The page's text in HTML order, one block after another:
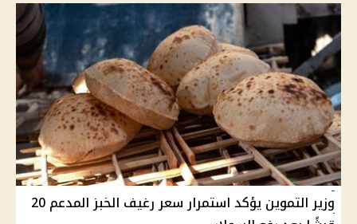
وزير التموين يؤكد استمرار سعر رغيف الخبز المدعم 20